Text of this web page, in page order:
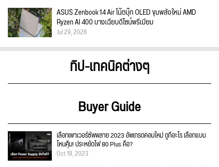
ASUS Zenbook 14 Air โน้ตบุ๊ก OLED ขุมพลังใหม่ AMD
Ryzen AI 400 บางเฉียบดีไซน์พรีเมียม
Jul 29, 2026
ทิป-เทคนิคต่างๆ
Buyer Guide
เลือกเพาเวอร์ซัพพลาย 2023 อัพเกรดคอมใหม่ ดูที่อะไร เลือกแบบ
ไหนคุ้ม! ประหยัดไฟ 80 Plus คือ?
Oct 19, 2023